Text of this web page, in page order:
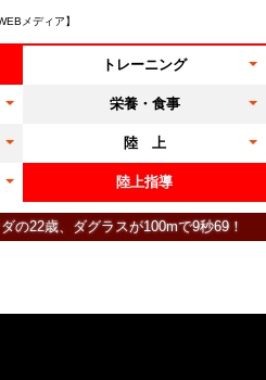
メディア】
トレーニング
栄養・食事
陸 上
陸上指導
の22歳、ダグラスが100mで9秒69！